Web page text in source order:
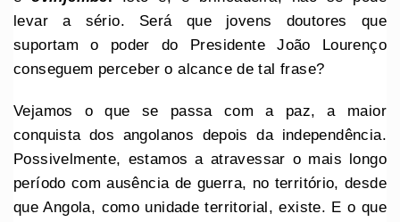
levar a sério. Será que jovens doutores que
suportam o poder do Presidente João Lourenço
conseguem perceber o alcance de tal frase?
Vejamos o que se passa com a paz, a maior
conquista dos angolanos depois da independência.
Possivelmente, estamos a atravessar o mais longo
período com ausência de guerra, no território, desde
que Angola, como unidade territorial, existe. E o que